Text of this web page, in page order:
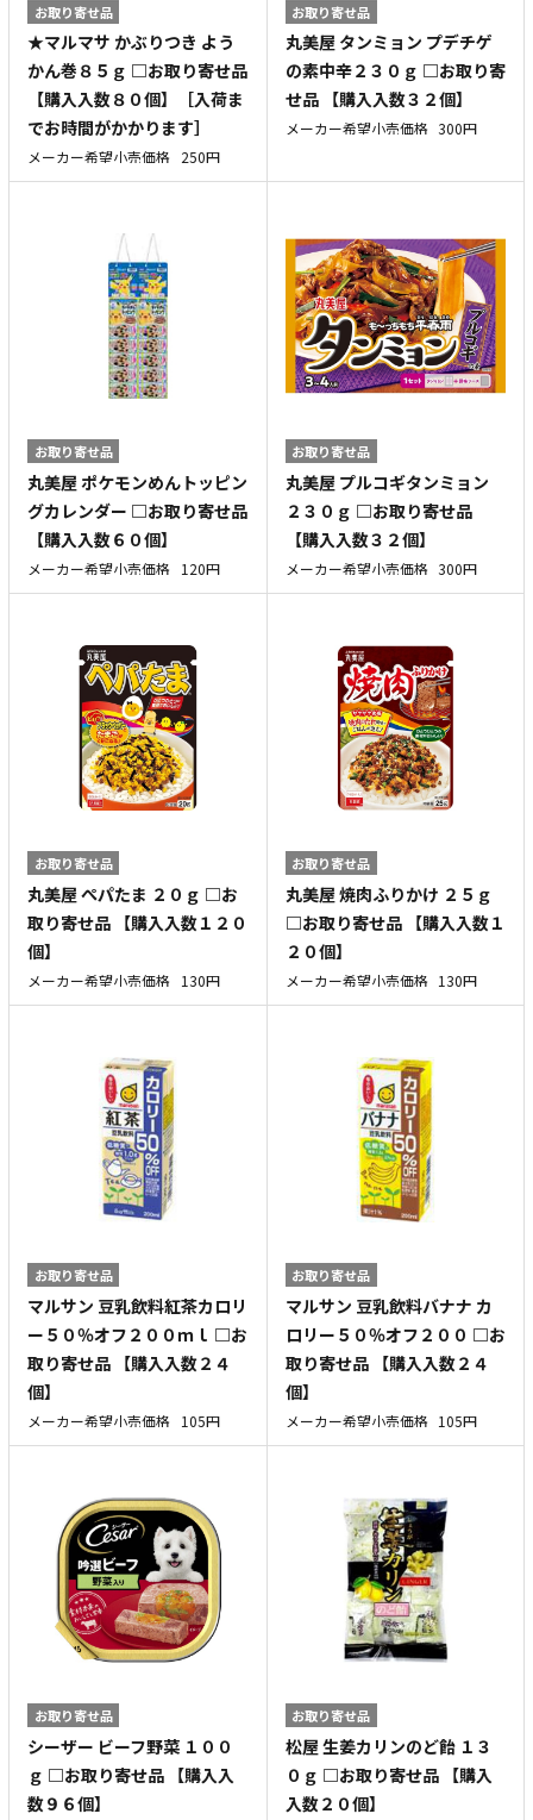
お取り寄せ品
★マルマサ かぶりつき よう
かん巻８５ｇ □お取り寄せ品
【購入入数８０個】［入荷ま
でお時間がかかります］
メーカー希望小売価格 250円
お取り寄せ品
丸美屋 タンミョン プデチゲ
の素中辛２３０ｇ □お取り寄
せ品 【購入入数３２個】
メーカー希望小売価格 300円
お取り寄せ品
丸美屋 ポケモンめんトッピン
グカレンダー □お取り寄せ品
【購入入数６０個】
メーカー希望小売価格 120円
お取り寄せ品
丸美屋 プルコギタンミョン
２３０ｇ □お取り寄せ品
【購入入数３２個】
メーカー希望小売価格 300円
お取り寄せ品
丸美屋 ぺパたま ２０ｇ □お
取り寄せ品 【購入入数１２０
個】
メーカー希望小売価格 130円
お取り寄せ品
丸美屋 焼肉ふりかけ ２５ｇ
□お取り寄せ品 【購入入数１
２０個】
メーカー希望小売価格 130円
お取り寄せ品
マルサン 豆乳飲料紅茶カロリ
ー５０％オフ２００ｍｌ □お
取り寄せ品 【購入入数２４
個】
メーカー希望小売価格 105円
お取り寄せ品
マルサン 豆乳飲料バナナ カ
ロリー５０％オフ２００ □お
取り寄せ品 【購入入数２４
個】
メーカー希望小売価格 105円
お取り寄せ品
シーザー ビーフ野菜 １００
ｇ □お取り寄せ品 【購入入
数９６個】
お取り寄せ品
松屋 生姜カリンのど飴 １３
０ｇ □お取り寄せ品 【購入
入数２０個】